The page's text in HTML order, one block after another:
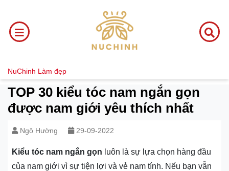
NuChinh Làm đẹp
TOP 30 kiểu tóc nam ngắn gọn
được nam giới yêu thích nhất
Ngô Hường 29-09-2022
Kiểu tóc nam ngắn gọn luôn là sự lựa chọn hàng đầu
của nam giới vì sự tiện lợi và vẻ nam tính. Nếu bạn vẫn